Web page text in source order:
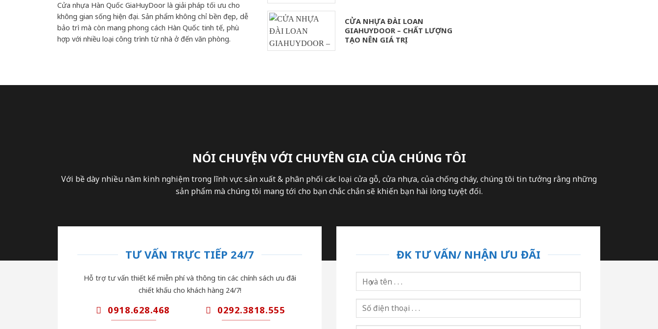
Cửa nhựa Hàn Quốc GiaHuyDoor là giải pháp tối ưu cho
không gian sống hiện đại. Sản phẩm không chỉ bền đẹp, dễ
bảo trì mà còn mang phong cách Hàn Quốc tinh tế, phù
hợp với nhiều loại công trình từ nhà ở đến văn phòng.
CỬA NHỰA ĐÀI LOAN
GIAHUYDOOR – CHẤT LƯỢNG
TẠO NÊN GIÁ TRỊ
NÓI CHUYỆN VỚI CHUYÊN GIA CỦA CHÚNG TÔI
Với bề dày nhiều năm kinh nghiệm trong lĩnh vực sản xuất & phân phối các loại cửa gỗ, cửa nhựa, của chống cháy, chúng tôi tin tưởng rằng những
sản phẩm mà chúng tôi mang tới cho bạn chắc chắn sẽ khiến bạn hài lòng tuyệt đối.
TƯ VẤN TRỰC TIẾP 24/7
Hỗ trợ tư vấn thiết kế miễn phí và thông tin các chính sách ưu đãi
chiết khấu cho khách hàng 24/7!
0918.628.468 0292.3818.555
ĐK TƯ VẤN/ NHẬN ƯU ĐÃI